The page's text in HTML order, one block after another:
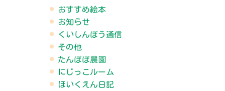
おすすめ絵本
お知らせ
くいしんぼう通信
その他
たんぽぽ農園
にじっこルーム
ほいくえん日記